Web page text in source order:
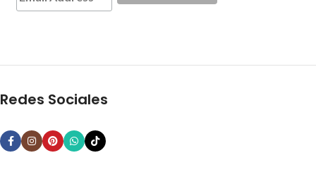
Redes Sociales